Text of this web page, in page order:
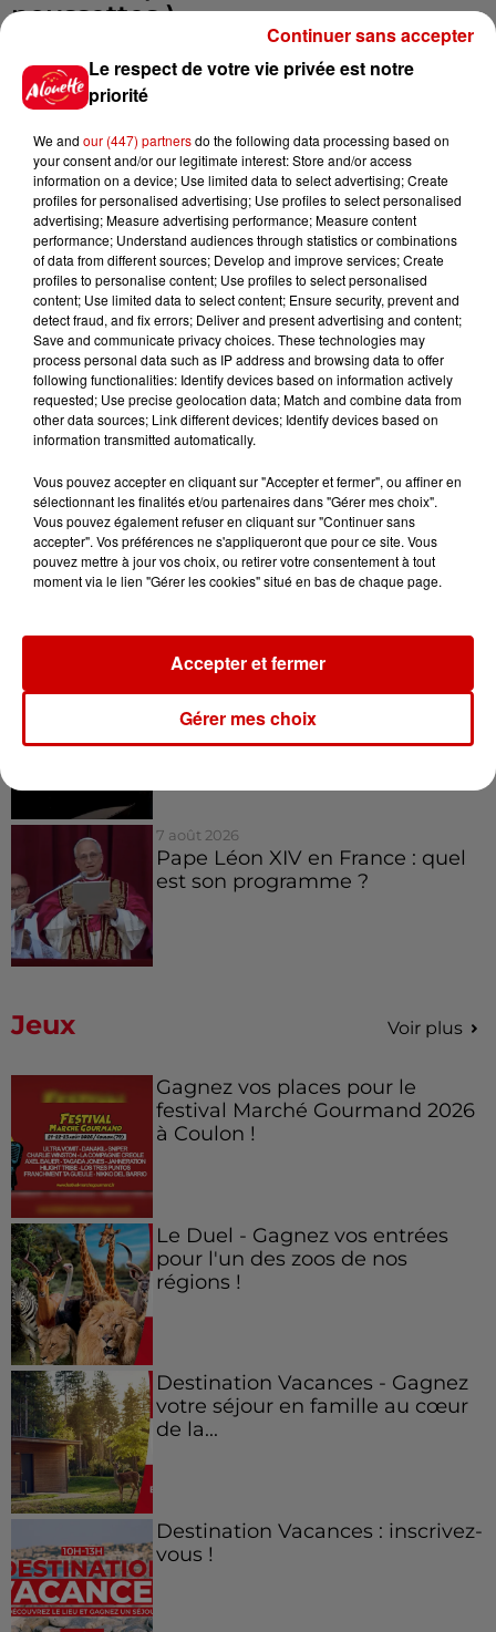
poussettes )
De nouveaux sites à découvrir : un
pont médiéval, des bords de
Maine encore jamais empruntés.
Tarifs : 7€ 2€ sont reversés à
l’association Kocoon (association
vendéenne qui accompagne les
femmes atteintes d’un cancer).
Gratuité jusqu'à 10 ans.
Infos
Voir plus
8 août 2026
Aide carburant pour les "grands
rouleurs" : le délai pour la...
8 août 2026
Royan : elle tente d’écraser son
ex-conjoint et dit regretter...
Cambriolages : plus de 18 000
logements visités en juillet 2026,
7 août 2026
Pape Léon XIV en France : quel
est son programme ?
Jeux Voir plus
Gagnez vos places pour le
festival Marché Gourmand 2026
à Coulon !
Le Duel - Gagnez vos entrées
pour l'un des zoos de nos
régions !
Destination Vacances - Gagnez
votre séjour en famille au cœur
de la...
Destination Vacances : inscrivez-
vous !
Le respect de votre vie privée est notre
priorité
We and our (447) partnersdo the following data processing based on
your consent and/or our legitimate interest: Store and/or access
information on a device; Use limited data to select advertising; Create
profiles for personalised advertising; Use profiles to select personalised
advertising; Measure advertising performance; Measure content
performance; Understand audiences through statistics or combinations
of data from different sources; Develop and improve services; Create
profiles to personalise content; Use profiles to select personalised
content; Use limited data to select content; Ensure security, prevent and
detect fraud, and fix errors; Deliver and present advertising and content;
Save and communicate privacy choices. These technologies may
process personal data such as IP address and browsing data to offer
following functionalities: Identify devices based on information actively
requested; Use precise geolocation data; Match and combine data from
other data sources; Link different devices; Identify devices based on
information transmitted automatically.
Vous pouvez accepter en cliquant sur "Accepter et fermer", ou affiner en
sélectionnant les finalités et/ou partenaires dans "Gérer mes choix".
Vous pouvez également refuser en cliquant sur "Continuer sans
accepter". Vos préférences ne s'appliqueront que pour ce site. Vous
pouvez mettre à jour vos choix, ou retirer votre consentement à tout
moment via le lien "Gérer les cookies" situé en bas de chaque page.
Gérer mes choix
Accepter et fermer
Continuer sans accepter